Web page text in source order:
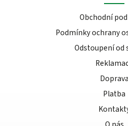
Obchodní
Podmínky ochrany
Odstoupení od
Doprava
Platba